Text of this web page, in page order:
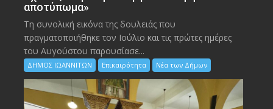
αποτύπωμα»
Τη συνολική εικόνα της δουλειάς που
πραγματοποιήθηκε τον Ιούλιο και τις πρώτες ημέρες
του Αυγούστου παρουσίασε...
ΔΗΜΟΣ ΙΩΑΝΝΙΤΩΝ Επικαιρότητα Νέα των Δήμων